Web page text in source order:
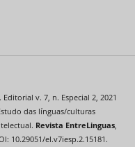
Editorial v. 7, n. Especial 2, 2021
das línguas/culturas
Revista EntreLinguas,
10.29051/el.v7iesp.2.15181.